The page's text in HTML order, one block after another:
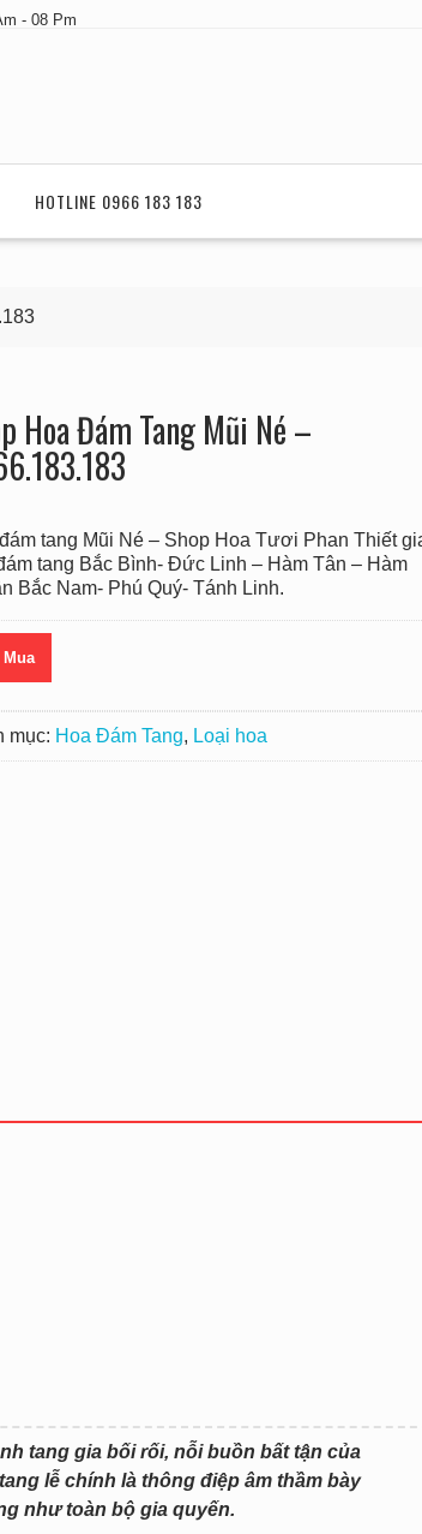
- 08 Pm
HOTLINE 0966 183 183
Hoa Đám Tang Mũi Né –
tang Mũi Né – Shop Hoa Tươi Phan Thiết
tang Bắc Bình- Đức Linh – Hàm Tân – Hàm
Bắc Nam- Phú Quý- Tánh Linh.
mục: Hoa Đám Tang, Loại hoa
tang gia bối rối, nỗi buồn bất tận của
lễ chính là thông điệp âm thầm bày
như toàn bộ gia quyến.